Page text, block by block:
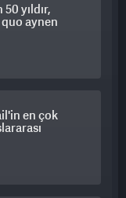
yıldır,
aynen
en çok